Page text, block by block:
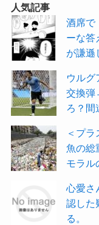
人気記事
酒席で
ーな答
が謙遜
ウルグ
交換弾
ろ？間
＜プ
魚の総
モラル
心愛さ
認した
る。